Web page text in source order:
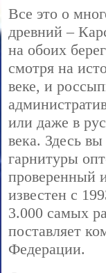
Все это о
древний –
на обоих
смотря на
веке, и
или даже в
века. Здесь
гарнитуры
проверенный
известен с
3.000 самых
поставляет
Федерации.